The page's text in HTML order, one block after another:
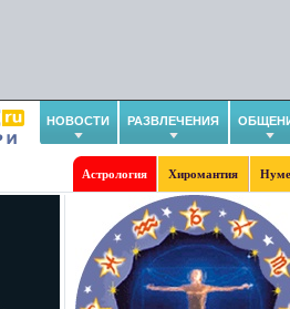
НОВОСТИ РАЗВЛЕЧЕНИЯ
Астрология Хиромантия